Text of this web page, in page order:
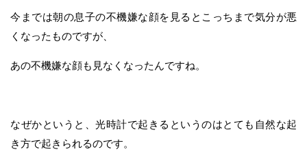
今までは朝の息子の不機嫌な顔を見るとこっちまで気分が悪
くなったものですが、
あの不機嫌な顔も見なくなったんですね。
なぜかというと、光時計で起きるというのはとても自然な起
き方で起きられるのです。